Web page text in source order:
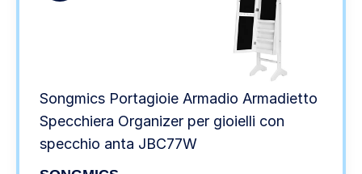
Songmics Portagioie Armadio Armadietto
Specchiera Organizer per gioielli con
specchio anta JBC77W